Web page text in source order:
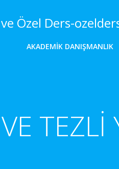
Özel Ders-
AKADEMIK DANIŞMANLIK
TEZLİ